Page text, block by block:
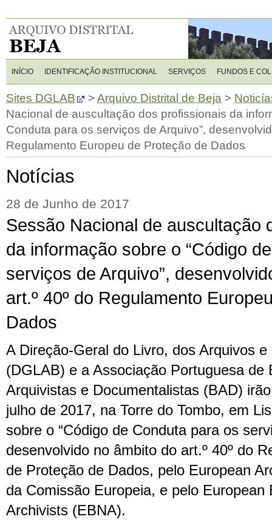
INÍCIO IDENTIFICAÇÃO INSTITUCIONAL SERVIÇOS FUNDOS E
Sites DGLAB >Arquivo Distrital de Beja >
Nacional de auscultação dos profissionais da
Conduta para os serviços de Arquivo”,
Regulamento Europeu de Proteção de Dados
Notícias
28 de Junho de 2017
Sessão Nacional de auscultação
da informação sobre o “Código
serviços de Arquivo”,
art.º 40º do Regulamento
Dados
A Direção-Geral do Livro, dos Arquivos
(DGLAB) e a Associação Portuguesa de
Arquivistas e Documentalistas (BAD)
julho de 2017, na Torre do Tombo, em
sobre o “Código de Conduta para os
desenvolvido no âmbito do art.º 40º do
de Proteção de Dados, pelo European
da Comissão Europeia, e pelo European
Archivists (EBNA).